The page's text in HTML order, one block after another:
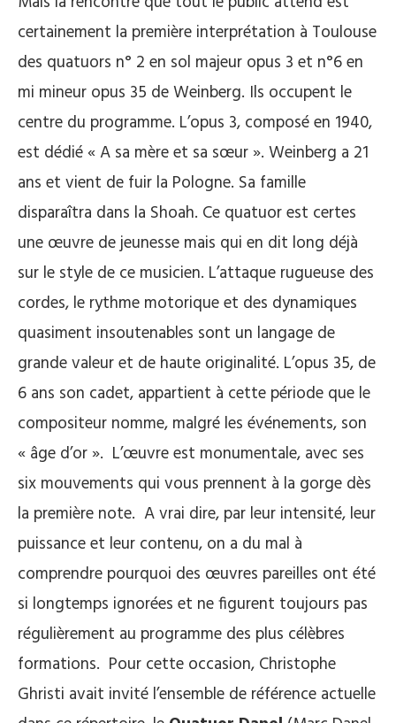
certainement la première interprétation à Toulouse
des quatuors n° 2 en sol majeur opus 3 et n°6 en
mi mineur opus 35 de Weinberg. Ils occupent le
centre du programme. L’opus 3, composé en 1940,
est dédié « A sa mère et sa sœur ». Weinberg a 21
ans et vient de fuir la Pologne. Sa famille
disparaîtra dans la Shoah. Ce quatuor est certes
une œuvre de jeunesse mais qui en dit long déjà
sur le style de ce musicien. L’attaque rugueuse des
cordes, le rythme motorique et des dynamiques
quasiment insoutenables sont un langage de
grande valeur et de haute originalité. L’opus 35, de
6 ans son cadet, appartient à cette période que le
compositeur nomme, malgré les événements, son
« âge d’or ». L’œuvre est monumentale, avec ses
six mouvements qui vous prennent à la gorge dès
la première note. A vrai dire, par leur intensité, leur
puissance et leur contenu, on a du mal à
comprendre pourquoi des œuvres pareilles ont été
si longtemps ignorées et ne figurent toujours pas
régulièrement au programme des plus célèbres
formations. Pour cette occasion, Christophe
Ghristi avait invité l’ensemble de référence actuelle